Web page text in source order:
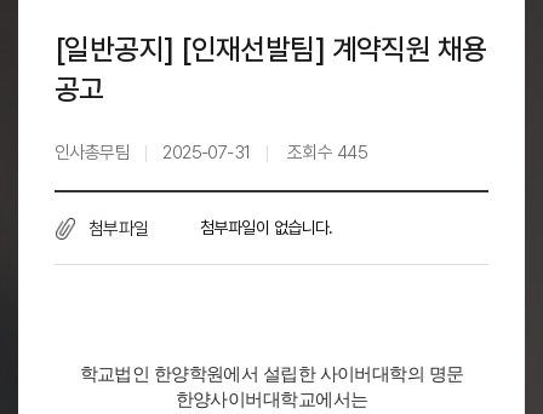
[일반공지] [인재선발팀] 계약직원 채용
공고
인사총무팀 2025-07-31 조회수 445
첨부파일 첨부파일이 없습니다.
학교법인 한양학원에서 설립한 사이버대학의 명문
한양사이버대학교에서는